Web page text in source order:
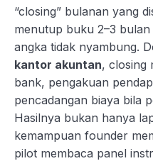
“closing” bulanan yang
menutup buku 2–3
angka tidak nyambung.
kantor akuntan, closing
bank, pengakuan
pencadangan biaya bila
Hasilnya bukan hanya
kemampuan founder
pilot membaca panel